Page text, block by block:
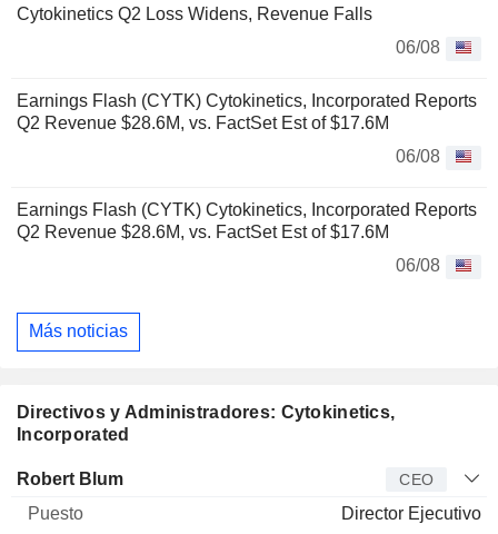
Cytokinetics Q2 Loss Widens, Revenue Falls
06/08
Earnings Flash (CYTK) Cytokinetics, Incorporated Reports
Q2 Revenue $28.6M, vs. FactSet Est of $17.6M
06/08
Earnings Flash (CYTK) Cytokinetics, Incorporated Reports
Q2 Revenue $28.6M, vs. FactSet Est of $17.6M
06/08
Más noticias
Directivos y Administradores: Cytokinetics,
Incorporated
Director Puesto
Robert Blum CEO
Director Ejecutivo